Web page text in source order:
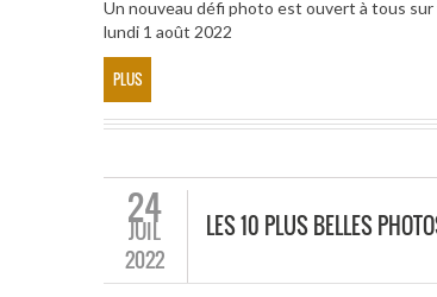
Un nouveau défi photo est ouvert à tous
lundi 1 août 2022
PLUS
24
JUIL
2022
LES 10 PLUS BELLES